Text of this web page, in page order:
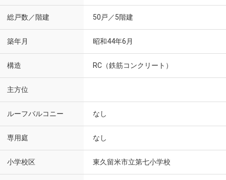
総戸数／階建 50戸／5階建
築年月 昭和44年6月
構造 RC（鉄筋コンクリート）
主方位
ルーフバルコニー なし
専用庭 なし
小学校区 東久留米市立第七小学校